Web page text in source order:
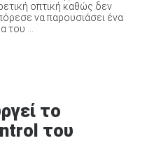
οπτική καθώς δεν
να παρουσιάσει ένα
του ...
το
του